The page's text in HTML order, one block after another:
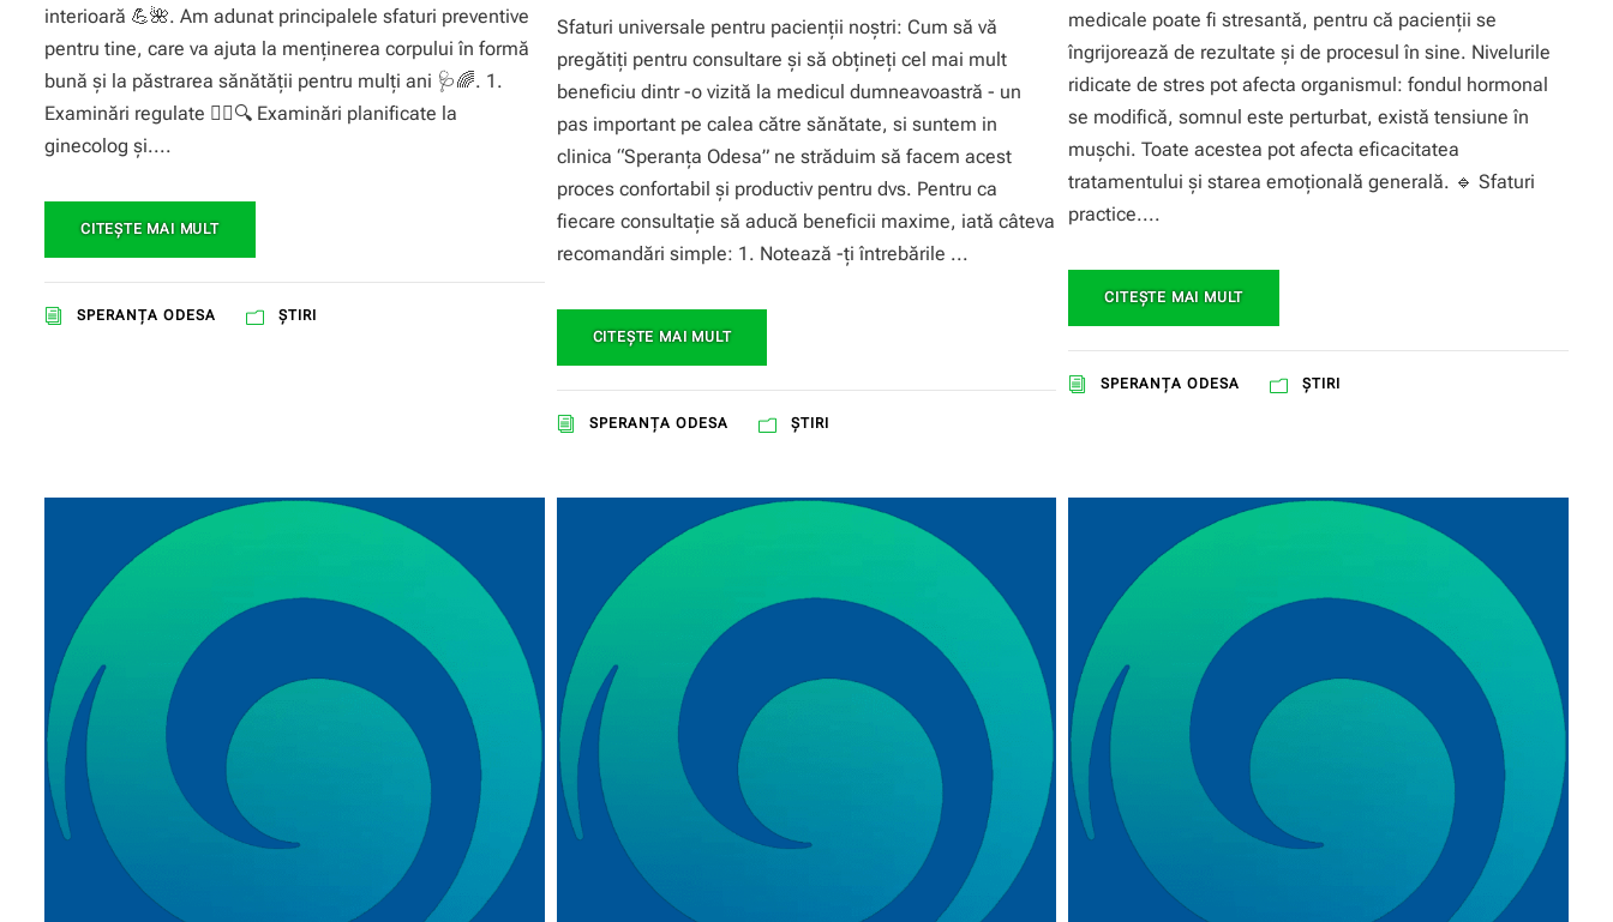
interioară 💪🌺. Am adunat principalele sfaturi preventive
pentru tine, care va ajuta la menținerea corpului în formă
bună și la păstrarea sănătății pentru mulți ani 🩺🌈. 1.
Examinări regulate 👩‍⚕️🔍 Examinări planificate la
ginecolog și....
CITEŞTE MAI MULT
SPERANŢA ODESA ȘTIRI
Sfaturi universale pentru pacienții noștri: Cum să vă
pregătiți pentru consultare și să obțineți cel mai mult
beneficiu dintr -o vizită la medicul dumneavoastră - un
pas important pe calea către sănătate, si suntem in
clinica “Speranţa Odesa” ne străduim să facem acest
proces confortabil și productiv pentru dvs. Pentru ca
fiecare consultație să aducă beneficii maxime, iată câteva
recomandări simple: 1. Notează -ți întrebările ...
CITEŞTE MAI MULT
SPERANŢA ODESA ȘTIRI
medicale poate fi stresantă, pentru că pacienții se
îngrijorează de rezultate și de procesul în sine. Nivelurile
ridicate de stres pot afecta organismul: fondul hormonal
se modifică, somnul este perturbat, există tensiune în
mușchi. Toate acestea pot afecta eficacitatea
tratamentului și starea emoțională generală. 🔹 Sfaturi
practice....
CITEŞTE MAI MULT
SPERANŢA ODESA ȘTIRI